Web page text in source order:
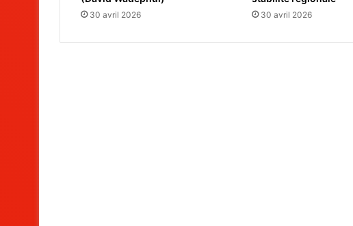
30 avril 2026 30 avril 2026